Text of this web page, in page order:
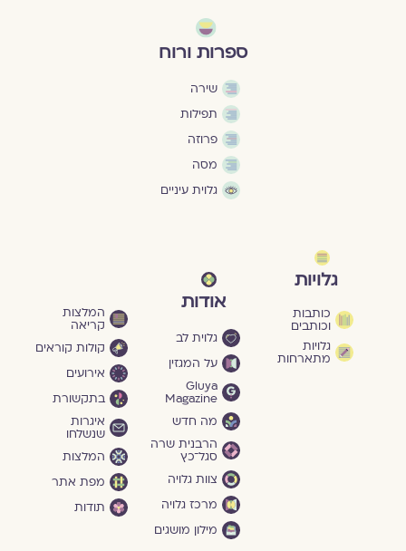
ספרות ורוח
שירה
תפילות
פרוזה
מסה
גלוית עיניים
גלויות
כותבות
וכותבים
גלויות
מתארחות
אודות
גלוית לב
על המגזין
Gluya
Magazine
מה חדש
הרבנית שרה
סגל־כץ
צוות גלויה
מרכז גלויה
מילון מושגים
המלצות
קריאה
קולות קוראים
אירועים
בתקשורת
איגרות
שנשלחו
המלצות
מפת אתר
תודות